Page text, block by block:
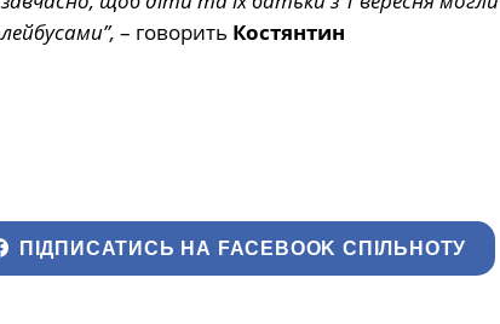
– говорить Костянтин
ПІДПИСАТИСЬ НА FACEBOOK СПІЛЬНОТУ